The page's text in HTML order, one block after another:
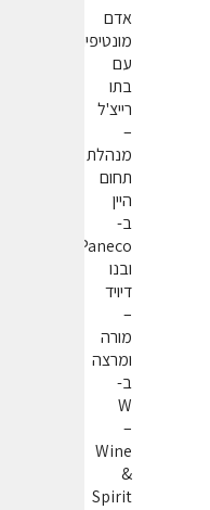
אדם
מונטיפיורי
עם
בתו
רייצ'ל
–
מנהלת
תחום
היין
ב-
Paneco
ובנו
דיויד
–
מורה
ומרצה
ב-
W
–
Wine
&
Spirit